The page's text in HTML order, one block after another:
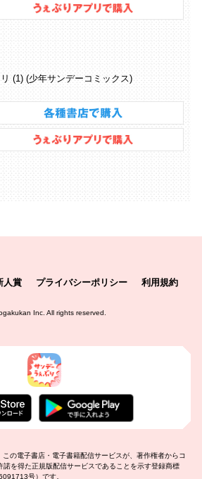
(1) (少年サンデーコミックス)
人賞 プライバシーポリシー 利用規約
Inc. All rights reserved.
この電子書店・電子書籍配信サービスが、著作権者からコ
諾を得た正規版配信サービスであることを示す登録商標
号）です。